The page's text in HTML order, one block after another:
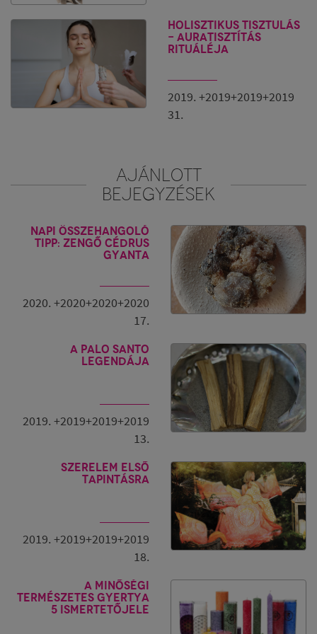
Holisztikus tisztulás
- Auratisztítás
rituáléja
2019. +2019+2019+2019
31.
AJÁNLOTT
BEJEGYZÉSEK
Napi összehangoló
tipp: Zengő cédrus
gyanta
2020. +2020+2020+2020
17.
A Palo Santo
legendája
2019. +2019+2019+2019
13.
Szerelem első
tapintásra
2019. +2019+2019+2019
18.
A minőségi
természetes gyertya
5 ismertetőjele